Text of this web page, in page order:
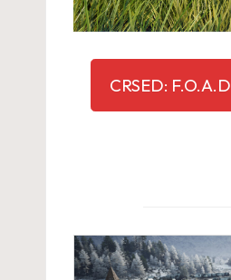
CRSED: F.O.A.D